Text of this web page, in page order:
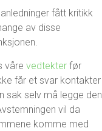
fått kritikk
av disse
våre vedtekter før
får et svar kontakter
sak selv må legge den
vil da
komme med